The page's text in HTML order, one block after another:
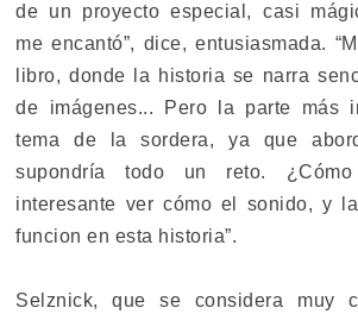
de un proyecto especial, casi
me encantó”, dice, entusiasmada.
libro, donde la historia se narra
de imágenes... Pero la parte más
tema de la sordera, ya que
supondría todo un reto.
interesante ver cómo el sonido, y
funcion en esta historia”.
Selznick, que se considera muy